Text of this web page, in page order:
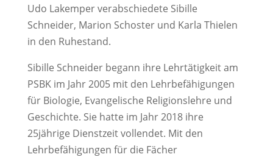
Udo Lakemper verabschiedete Sibille
Schneider, Marion Schoster und Karla Thielen
in den Ruhestand.
Sibille Schneider begann ihre Lehrtätigkeit am
PSBK im Jahr 2005 mit den Lehrbefähigungen
für Biologie, Evangelische Religionslehre und
Geschichte. Sie hatte im Jahr 2018 ihre
25jährige Dienstzeit vollendet. Mit den
Lehrbefähigungen für die Fächer